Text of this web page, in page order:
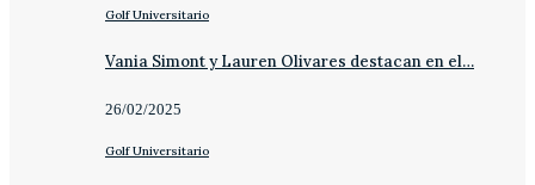
Golf Universitario
Vania Simont y Lauren Olivares destacan en el…
26/02/2025
Golf Universitario